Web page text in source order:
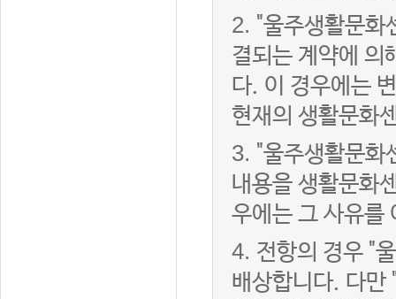
2. "울주생활문화
결되는 계약에 의
다. 이 경우에는
현재의 생활문화
3. "울주생활문화
내용을 생활문화
우에는 그 사유를
4. 전항의 경우 "
배상합니다. 다만